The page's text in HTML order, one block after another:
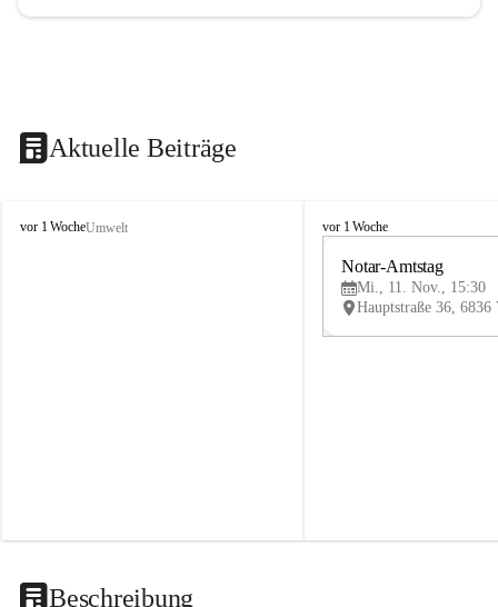
Aktuelle Beiträge
V
vor 1 WocheUmwelt
V
vor 1 Woche
Notar-Amtstag
Mi., 11. Nov., 15:30
Beschreibung